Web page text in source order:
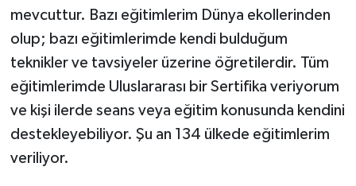
mevcuttur. Bazı eğitimlerim Dünya ekollerinden
olup; bazı eğitimlerimde kendi bulduğum
teknikler ve tavsiyeler üzerine öğretilerdir. Tüm
eğitimlerimde Uluslararası bir Sertifika veriyorum
ve kişi ilerde seans veya eğitim konusunda kendini
destekleyebiliyor. Şu an 134 ülkede eğitimlerim
veriliyor.